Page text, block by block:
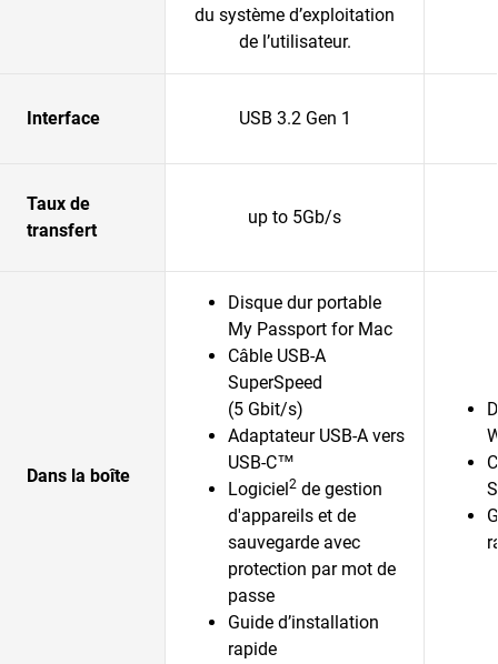
du système d’exploitation
de l’utilisateur.
Interface USB 3.2 Gen 1
Taux de
transfert
up to 5Gb/s
Dans la boîte
Disque dur portable
My Passport for Mac
Câble USB-A
SuperSpeed
(5 Gbit/s)
Adaptateur USB-A vers
USB-C™
Logiciel2 de gestion
d'appareils et de
sauvegarde avec
protection par mot de
passe
Guide d’installation
rapide